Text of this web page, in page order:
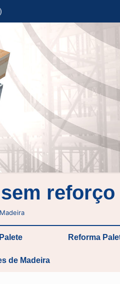
Reforma
de Madeira